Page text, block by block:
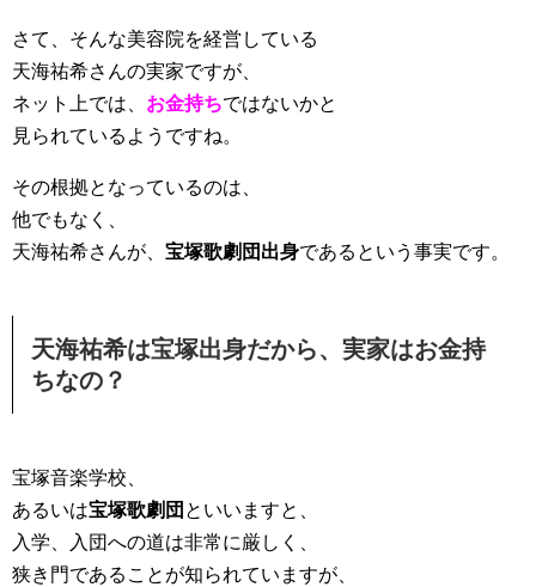
さて、そんな美容院を経営している
天海祐希さんの実家ですが、
ネット上では、 お金持ちではないかと
見られているようですね。
その根拠となっているのは、
他でもなく、
天海祐希さんが、 宝塚歌劇団出身であるという事実です。
天海祐希は宝塚出身だから、実家はお金持
ちなの？
宝塚音楽学校、
あるいは宝塚歌劇団 といいますと、
入学、入団への道は非常に厳しく、
狭き門であることが知られていますが、